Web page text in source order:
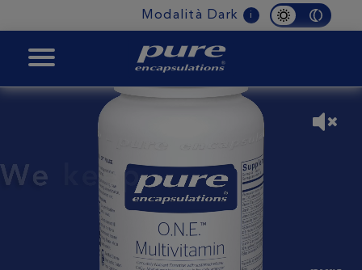
Modalità Dark i
BOOST